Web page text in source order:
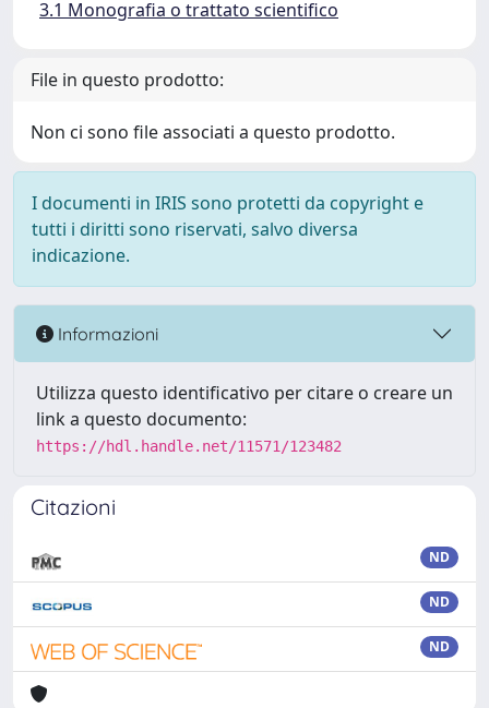
3.1 Monografia o trattato scientifico
File in questo prodotto:
Non ci sono file associati a questo prodotto.
I documenti in IRIS sono protetti da copyright e
tutti i diritti sono riservati, salvo diversa
indicazione.
Informazioni
Utilizza questo identificativo per citare o creare un
link a questo documento:
https://hdl.handle.net/11571/123482
Citazioni
ND
ND
ND